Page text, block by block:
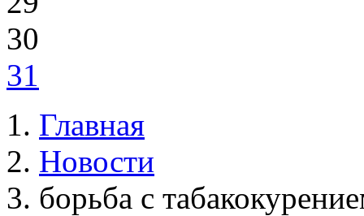
30
31
Главная
Новости
борьба с